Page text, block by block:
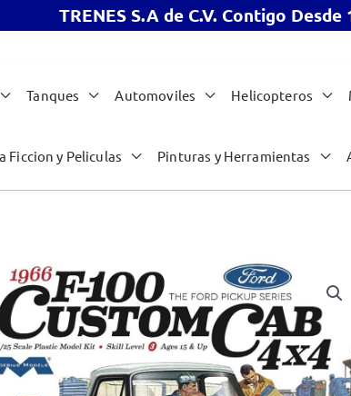
TRENES S.A de C.V. Contigo Desde
Tanques Automoviles Helicopteros
Ficcion y Peliculas Pinturas y Herramientas